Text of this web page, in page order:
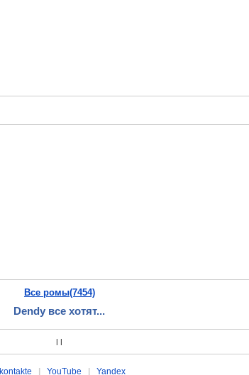
Все ромы(7454)
Dendy все хотят...
||
| YouTube | Yandex